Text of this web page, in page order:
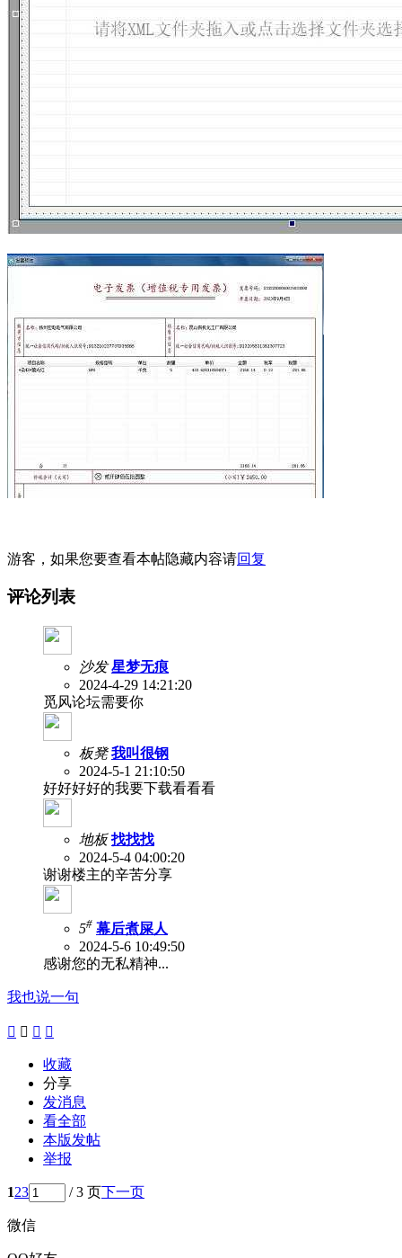
游客，如果您要查看本帖隐藏内容请回复
评论列表
沙发 星梦无痕
2024-4-29 14:21:20
觅风论坛需要你
板凳 我叫很钢
2024-5-1 21:10:50
好好好好的我要下载看看看
地板 找找找
2024-5-4 04:00:20
谢谢楼主的辛苦分享
5# 幕后煮屎人
2024-5-6 10:49:50
感谢您的无私精神...
我也说一句
   
收藏
分享
发消息
看全部
本版发帖
举报
123 / 3 页下一页
微信